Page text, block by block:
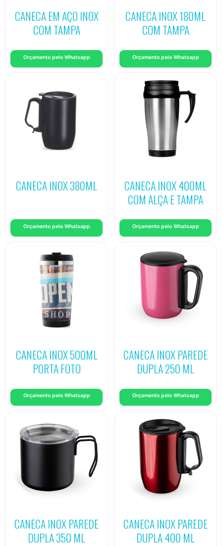
CANECA EM AÇO INOX
COM TAMPA
Orçamento pelo Whatsapp
CANECA INOX 180ML
COM TAMPA
Orçamento pelo Whatsapp
CANECA INOX 380ML
Orçamento pelo Whatsapp
CANECA INOX 400ML
COM ALÇA E TAMPA
Orçamento pelo Whatsapp
CANECA INOX 500ML
PORTA FOTO
Orçamento pelo Whatsapp
CANECA INOX PAREDE
DUPLA 250 ML
Orçamento pelo Whatsapp
CANECA INOX PAREDE
DUPLA 350 ML
CANECA INOX PAREDE
DUPLA 400 ML